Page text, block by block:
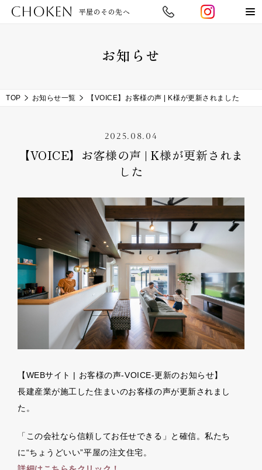
CHOKEN 平屋のその先へ
お知らせ
TOP お知らせ一覧 【VOICE】お客様の声 | K様が更新されました
2025.08.04
【VOICE】お客様の声 | K様が更新されま
した
【WEBサイト | お客様の声-VOICE-更新のお知らせ】
長建産業が施工した住まいのお客様の声が更新されまし
た。
「この会社なら信頼してお任せできる」と確信。私たち
に“ちょうどいい”平屋の注文住宅。